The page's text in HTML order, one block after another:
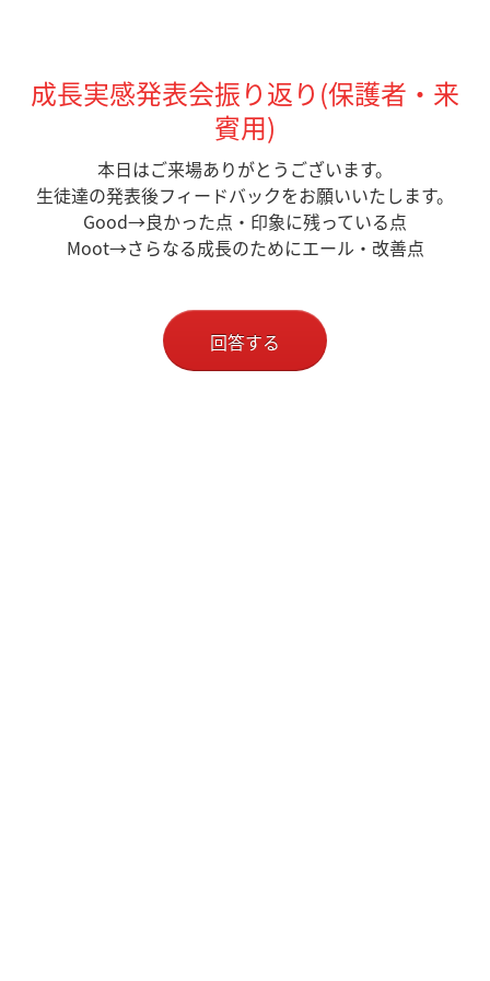
成長実感発表会振り返り(保護者・来
賓用)
本日はご来場ありがとうございます。
生徒達の発表後フィードバックをお願いいたします。
Good→良かった点・印象に残っている点
Moot→さらなる成長のためにエール・改善点
回答する